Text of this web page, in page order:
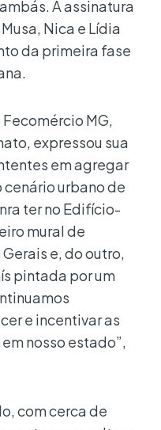
A assinatura
Nica e Lídia
da primeira fase
MG,
expressou sua
em agregar
cenário urbano de
ter no Edifício-
mural de
e, do outro,
pintada por um
e incentivar as
nosso estado”,
com cerca de